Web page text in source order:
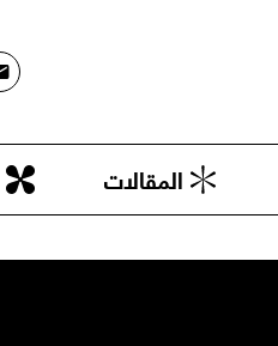
المقالات